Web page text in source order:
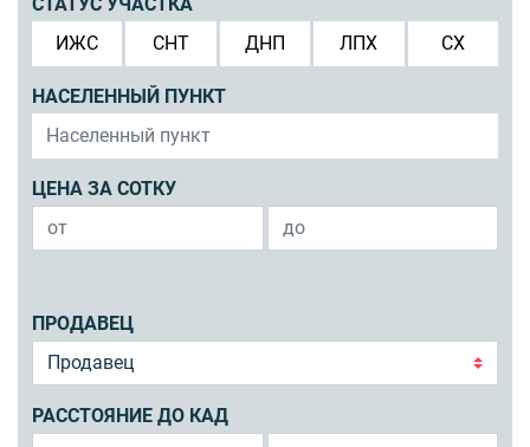
СТАТУС УЧАСТКА
ИЖС
СНТ ДНП ЛПХ СХ
НАСЕЛЕННЫЙ ПУНКТ
ЦЕНА ЗА СОТКУ
ПРОДАВЕЦ
РАССТОЯНИЕ ДО КАД